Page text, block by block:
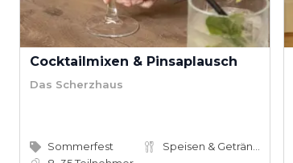
Cocktailmixen & Pinsaplausch
Das Scherzhaus
Sommerfest